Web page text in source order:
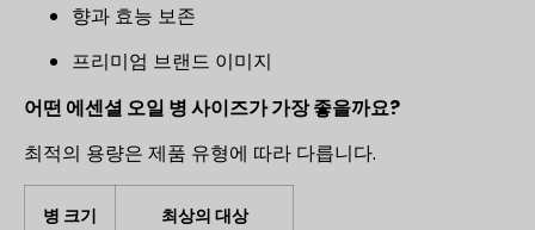
향과 효능 보존
프리미엄 브랜드 이미지
어떤 에센셜 오일 병 사이즈가 가장 좋을까요?
최적의 용량은 제품 유형에 따라 다릅니다.
병 크기 최상의 대상